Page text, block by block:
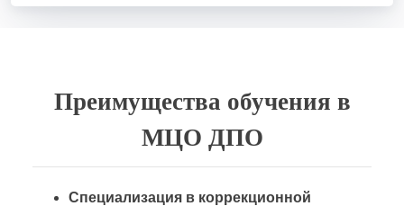
Преимущества обучения в
МЦО ДПО
Специализация в коррекционной